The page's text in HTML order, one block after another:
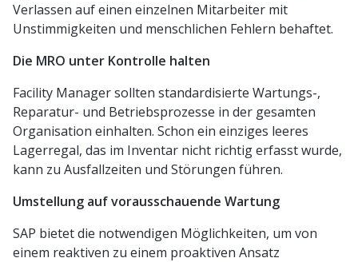
Verlassen auf einen einzelnen Mitarbeiter mit
Unstimmigkeiten und menschlichen Fehlern behaftet.
Die MRO unter Kontrolle halten
Facility Manager sollten standardisierte Wartungs-,
Reparatur- und Betriebsprozesse in der gesamten
Organisation einhalten. Schon ein einziges leeres
Lagerregal, das im Inventar nicht richtig erfasst wurde,
kann zu Ausfallzeiten und Störungen führen.
Umstellung auf vorausschauende Wartung
SAP bietet die notwendigen Möglichkeiten, um von
einem reaktiven zu einem proaktiven Ansatz